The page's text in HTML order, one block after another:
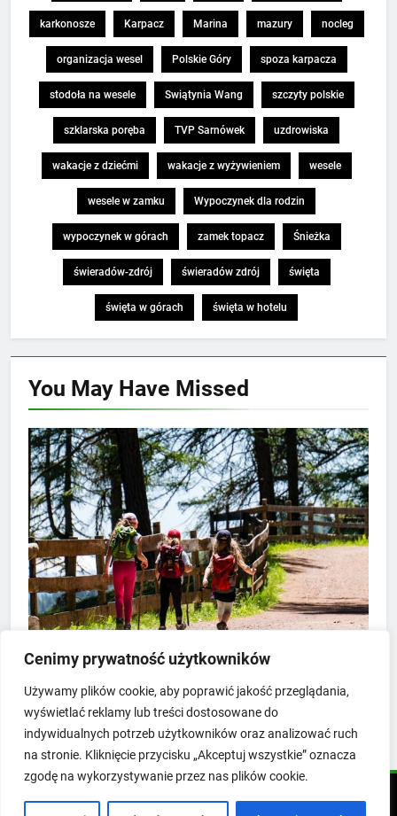
Cenimy prywatność użytkowników
Używamy plików cookie, aby poprawić jakość przeglądania,
wyświetlać reklamy lub treści dostosowane do
indywidualnych potrzeb użytkowników oraz analizować ruch
na stronie. Kliknięcie przycisku „Akceptuj wszystkie” oznacza
zgodę na wykorzystywanie przez nas plików cookie.
karkonosze Karpacz Marina mazury nocleg
organizacja wesel Polskie Góry spoza karpacza
stodoła na wesele Swiątynia Wang szczyty polskie
szklarska poręba TVP Sarnówek uzdrowiska
wakacje z dziećmi wakacje z wyżywieniem wesele
wesele w zamku Wypoczynek dla rodzin
wypoczynek w górach zamek topacz Śnieżka
świeradów-zdrój świeradów zdrój święta
święta w górach święta w hotelu
You May Have Missed
ATRAKCJE W OKOLICY BAZA NOCLEGOWA
Górach Izerskich
wkadmin 2 lata ago
Newsmatic - News WordPress Theme 2026. Powered By